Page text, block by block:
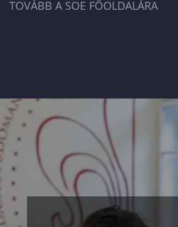
TOVÁBB A SOE FŐOLDALÁRA